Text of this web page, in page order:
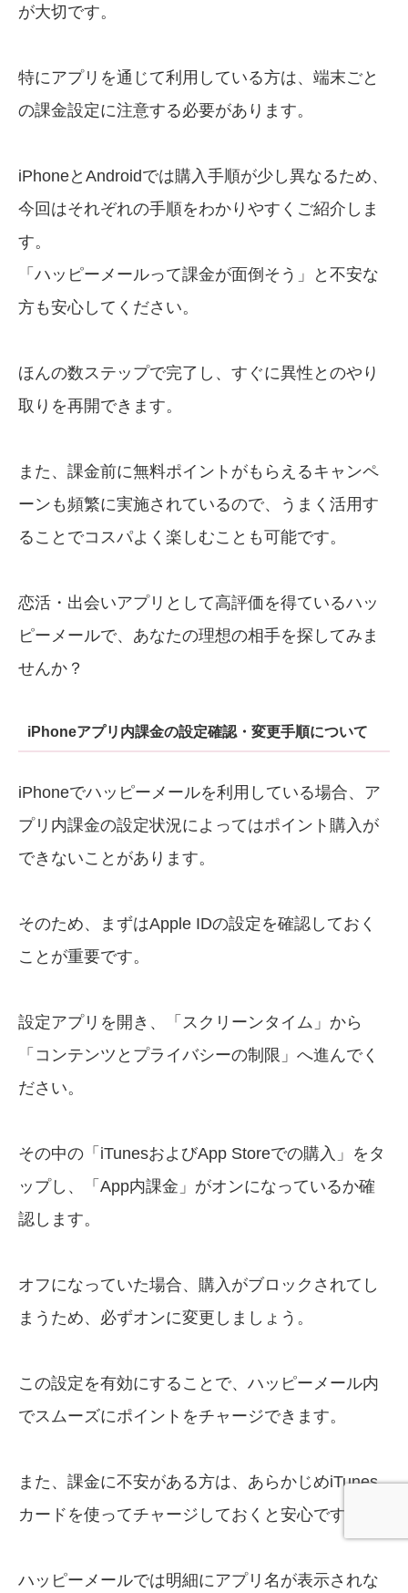
が大切です。
特にアプリを通じて利用している方は、端末ごと
の課金設定に注意する必要があります。
iPhoneとAndroidでは購入手順が少し異なるため、
今回はそれぞれの手順をわかりやすくご紹介しま
す。
「ハッピーメールって課金が面倒そう」と不安な
方も安心してください。
ほんの数ステップで完了し、すぐに異性とのやり
取りを再開できます。
また、課金前に無料ポイントがもらえるキャンペ
ーンも頻繁に実施されているので、うまく活用す
ることでコスパよく楽しむことも可能です。
恋活・出会いアプリとして高評価を得ているハッ
ピーメールで、あなたの理想の相手を探してみま
せんか？
iPhoneアプリ内課金の設定確認・変更手順について
iPhoneでハッピーメールを利用している場合、ア
プリ内課金の設定状況によってはポイント購入が
できないことがあります。
そのため、まずはApple IDの設定を確認しておく
ことが重要です。
設定アプリを開き、「スクリーンタイム」から
「コンテンツとプライバシーの制限」へ進んでく
ださい。
その中の「iTunesおよびApp Storeでの購入」をタ
ップし、「App内課金」がオンになっているか確
認します。
オフになっていた場合、購入がブロックされてし
まうため、必ずオンに変更しましょう。
この設定を有効にすることで、ハッピーメール内
でスムーズにポイントをチャージできます。
また、課金に不安がある方は、あらかじめiTunes
カードを使ってチャージしておくと安心です。
ハッピーメールでは明細にアプリ名が表示されな